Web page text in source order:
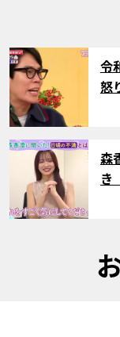
サム
令
怒
サム
森
き